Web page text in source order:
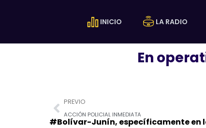
INICIO LA RADIO
En
Prev
PREVIO
ACCIÓN POLICIAL INMEDIATA
#Bolívar-Junín, específicamente en